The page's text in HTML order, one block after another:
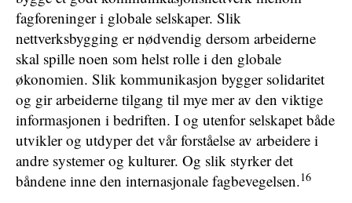
fagforeninger i globale selskaper. Slik
nettverksbygging er nødvendig dersom arbeiderne
skal spille noen som helst rolle i den globale
økonomien. Slik kommunikasjon bygger solidaritet
og gir arbeiderne tilgang til mye mer av den viktige
informasjonen i bedriften. I og utenfor selskapet både
utvikler og utdyper det vår forståelse av arbeidere i
andre systemer og kulturer. Og slik styrker det
båndene inne den internasjonale fagbevegelsen.16